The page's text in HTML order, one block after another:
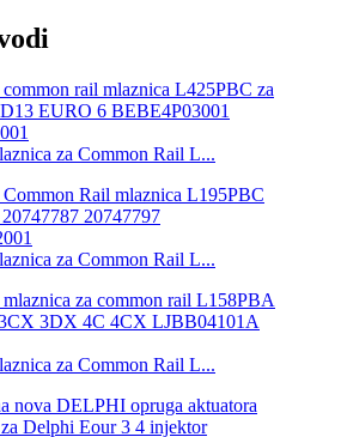
za Common Rail L...
za Common Rail L...
za Common Rail L...